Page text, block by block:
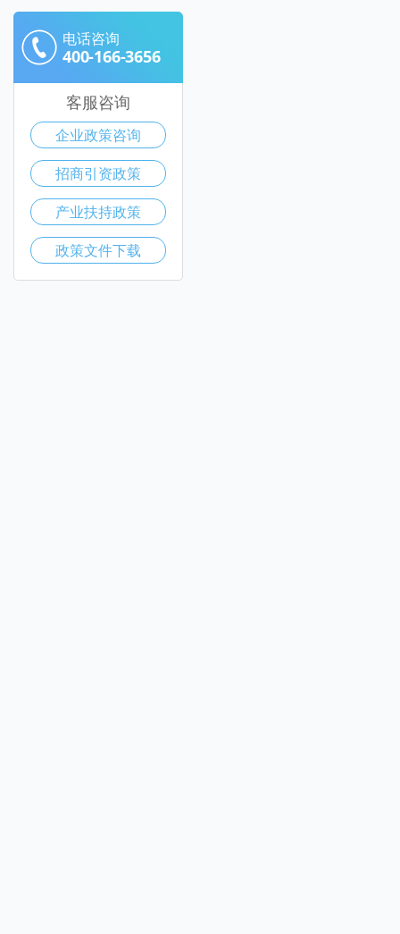
电话咨询
400-166-3656
客服咨询
企业政策咨询
招商引资政策
产业扶持政策
政策文件下载